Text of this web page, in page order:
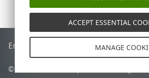
End of Life ESETナレッジベースESETフ
© 1992 - 2026 ESET, spol. s r.o. - All rights
ACCEPT ESSENTIAL
MANAGE